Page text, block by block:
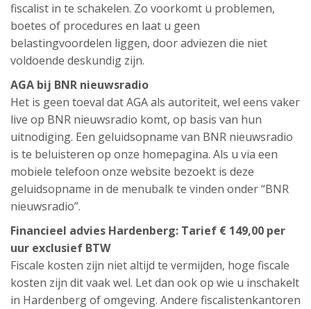
fiscalist in te schakelen. Zo voorkomt u problemen,
boetes of procedures en laat u geen
belastingvoordelen liggen, door adviezen die niet
voldoende deskundig zijn.
AGA bij BNR nieuwsradio
Het is geen toeval dat AGA als autoriteit, wel eens vaker
live op BNR nieuwsradio komt, op basis van hun
uitnodiging. Een geluidsopname van BNR nieuwsradio
is te beluisteren op onze homepagina. Als u via een
mobiele telefoon onze website bezoekt is deze
geluidsopname in de menubalk te vinden onder “BNR
nieuwsradio”.
Financieel advies Hardenberg: Tarief € 149,00 per
uur exclusief BTW
Fiscale kosten zijn niet altijd te vermijden, hoge fiscale
kosten zijn dit vaak wel. Let dan ook op wie u inschakelt
in Hardenberg of omgeving. Andere fiscalistenkantoren